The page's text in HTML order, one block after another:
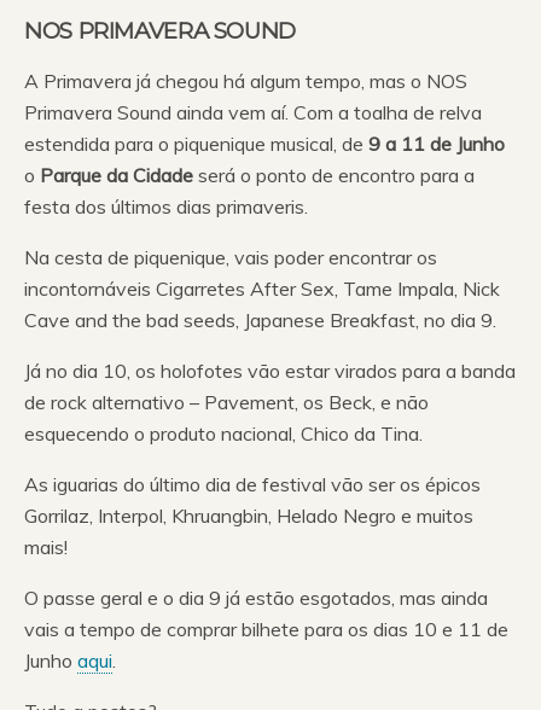
NOS PRIMAVERA SOUND
A Primavera já chegou há algum tempo, mas o NOS
Primavera Sound ainda vem aí. Com a toalha de relva
estendida para o piquenique musical, de 9 a 11 de Junho
o Parque da Cidade será o ponto de encontro para a
festa dos últimos dias primaveris.
Na cesta de piquenique, vais poder encontrar os
incontornáveis Cigarretes After Sex, Tame Impala, Nick
Cave and the bad seeds, Japanese Breakfast, no dia 9.
Já no dia 10, os holofotes vão estar virados para a banda
de rock alternativo – Pavement, os Beck, e não
esquecendo o produto nacional, Chico da Tina.
As iguarias do último dia de festival vão ser os épicos
Gorrilaz, Interpol, Khruangbin, Helado Negro e muitos
mais!
O passe geral e o dia 9 já estão esgotados, mas ainda
vais a tempo de comprar bilhete para os dias 10 e 11 de
Junho aqui